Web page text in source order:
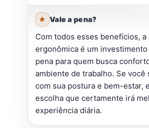
Vale a pena?
Com todos esses benefícios, a
ergonômica é um investimento
pena para quem busca
ambiente de trabalho. Se você
com sua postura e bem-estar,
escolha que certamente irá
experiência diária.